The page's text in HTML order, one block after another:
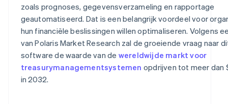
zoals prognoses, gegevensverzameling en rapportage
geautomatiseerd. Dat is een belangrijk voordeel voor
hun financiële beslissingen willen optimaliseren. Volgens
van Polaris Market Research zal de groeiende vraag naar
software de waarde van de wereldwijde markt voor
treasurymanagementsystemen opdrijven tot meer dan
in 2032.